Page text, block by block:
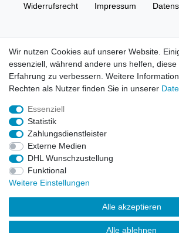
Widerrufs­recht Impressum
© Copyright 2026 | Alle Rechte vorbehalten.
Handelsgesellschaft mbH.
Alle Markennamen, Warenzeichen sowie
und Beschreibungen sind Eigentum Ihrer
Eigentümer und dienen hier nur der
Preise nur für registrierte Händler, ansonsten
€
LEGO, das LEGO Logo, die Minifigur,
CHIMA, NINJAGO, BIONICLE,
urheberrechtlich geschützte Markenzeichen
Wir nutzen Cookies auf unserer Website.
essenziell, während andere uns helfen,
Erfahrung zu verbessern. Weitere
Rechten als Nutzer finden Sie in unserer
Essenziell
Statistik
Zahlungsdienstleister
Externe Medien
DHL Wunschzustellung
Funktional
Weitere Einstellungen
Alle akzeptieren
Alle ablehnen